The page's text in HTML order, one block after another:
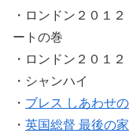
・ロンドン２０１
ートの巻
・ロンドン２０１
・シャンハイ
・ ブレス しあわせ
・ 英国総督 最後の家